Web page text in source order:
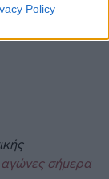
Policy
σήμερα